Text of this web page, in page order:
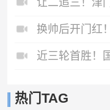
热门TAG